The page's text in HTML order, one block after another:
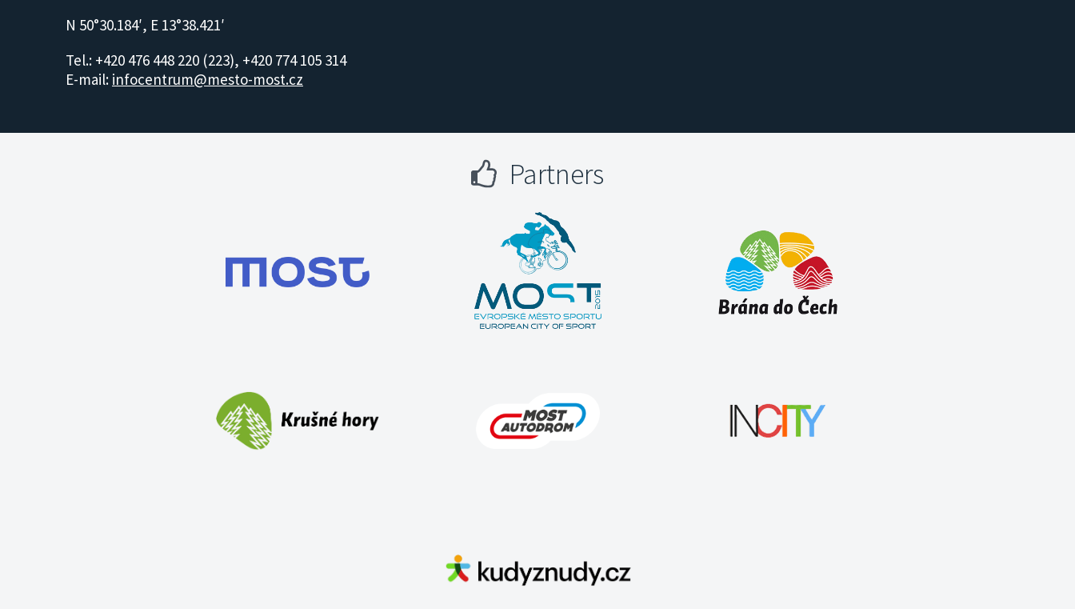
N 50°30.184′, E 13°38.421′
Tel.: +420 476 448 220 (223), +420 774 105 314
E-mail: infocentrum@mesto-most.cz
Partners